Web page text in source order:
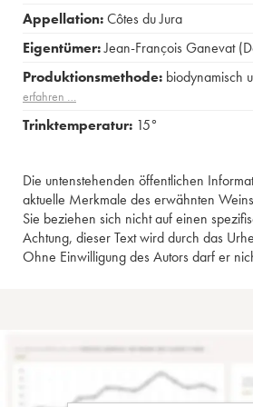
Appellation:Côtes du Jura
Eigentümer:Jean-François Ganevat
Produktionsmethode: biodynamisch
erfahren …
Trinktemperatur: 15°
Die untenstehenden öffentlichen
aktuelle Merkmale des erwähnten
Sie beziehen sich nicht auf einen
Achtung, dieser Text wird durch das
Ohne Einwilligung des Autors darf er